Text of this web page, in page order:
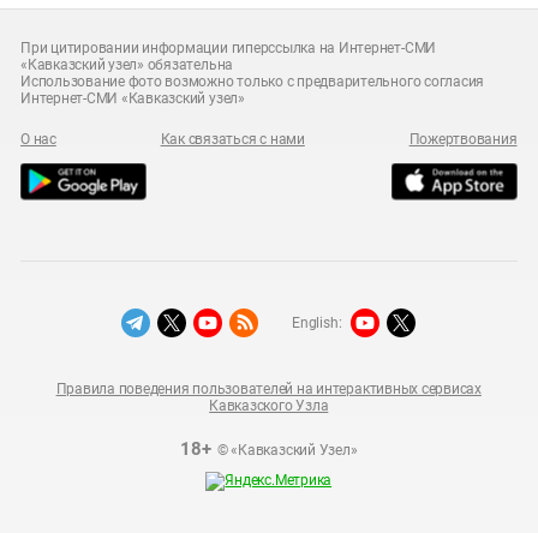
При цитировании информации гиперссылка на Интернет-СМИ
«Кавказский узел» обязательна
Использование фото возможно только с предварительного согласия
Интернет-СМИ «Кавказский узел»
О нас Как связаться с нами Пожертвования
18+© «Кавказский Узел»
Правила поведения пользователей на интерактивных сервисах
Кавказского Узла
English: